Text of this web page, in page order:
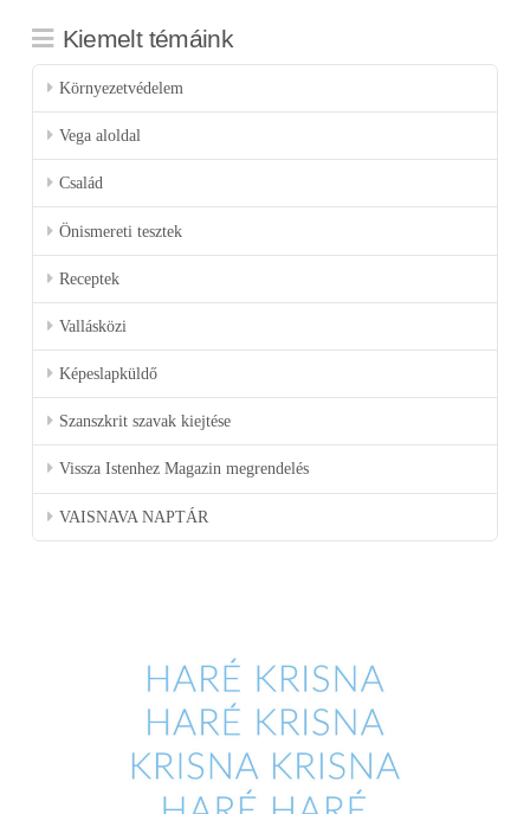
Kiemelt témáink
Környezetvédelem
Vega aloldal
Család
Önismereti tesztek
Receptek
Vallásközi
Képeslapküldő
Szanszkrit szavak kiejtése
Vissza Istenhez Magazin megrendelés
VAISNAVA NAPTÁR